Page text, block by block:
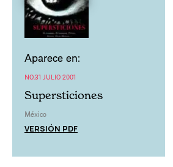
Aparece en:
NO.31 JULIO 2001
Supersticiones
México
VERSIÓN PDF